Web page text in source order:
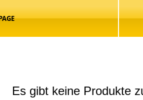
Es gibt keine Produkte